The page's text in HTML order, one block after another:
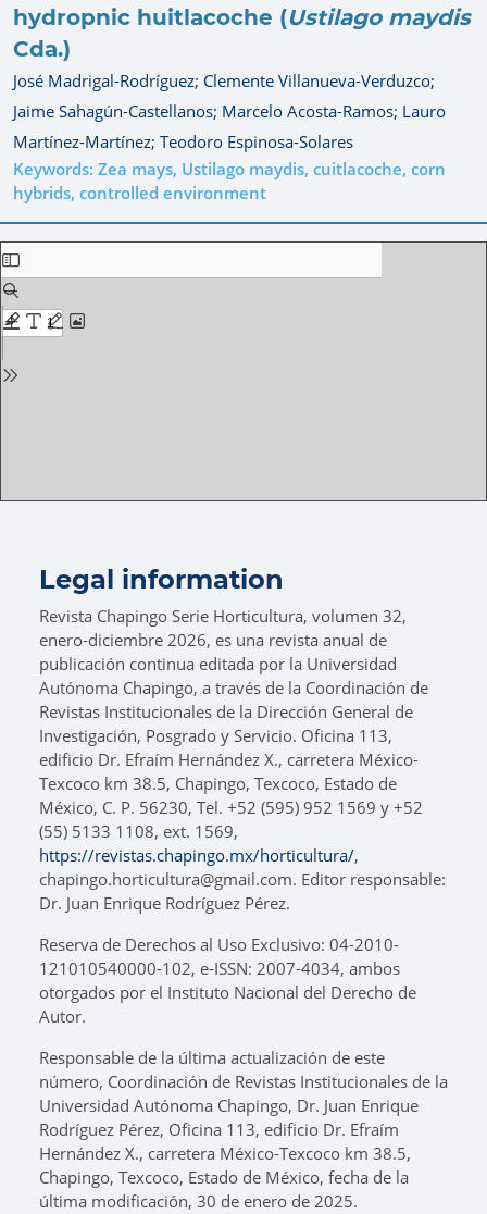
hydropnic huitlacoche (Ustilago maydis
Cda.)
José Madrigal-Rodríguez; Clemente Villanueva-Verduzco;
Jaime Sahagún-Castellanos; Marcelo Acosta-Ramos; Lauro
Martínez-Martínez; Teodoro Espinosa-Solares
Keywords: Zea mays, Ustilago maydis, cuitlacoche, corn
hybrids, controlled environment
Legal information
Revista Chapingo Serie Horticultura, volumen 32,
enero-diciembre 2026, es una revista anual de
publicación continua editada por la Universidad
Autónoma Chapingo, a través de la Coordinación de
Revistas Institucionales de la Dirección General de
Investigación, Posgrado y Servicio. Oficina 113,
edificio Dr. Efraím Hernández X., carretera México-
Texcoco km 38.5, Chapingo, Texcoco, Estado de
México, C. P. 56230, Tel. +52 (595) 952 1569 y +52
(55) 5133 1108, ext. 1569,
https://revistas.chapingo.mx/horticultura/,
chapingo.horticultura@gmail.com. Editor responsable:
Dr. Juan Enrique Rodríguez Pérez.
Reserva de Derechos al Uso Exclusivo: 04-2010-
121010540000-102, e-ISSN: 2007-4034, ambos
otorgados por el Instituto Nacional del Derecho de
Autor.
Responsable de la última actualización de este
número, Coordinación de Revistas Institucionales de la
Universidad Autónoma Chapingo, Dr. Juan Enrique
Rodríguez Pérez, Oficina 113, edificio Dr. Efraím
Hernández X., carretera México-Texcoco km 38.5,
Chapingo, Texcoco, Estado de México, fecha de la
última modificación, 30 de enero de 2025.